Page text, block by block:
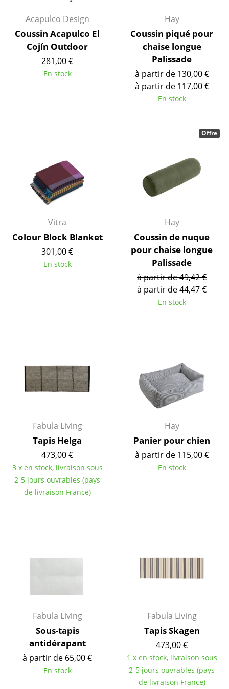
... voir tous les luminaires
Lits
Lits doubles
Lits simples
... voir tous les lits
Accessoires
Horloges
Miroirs
Figurines & Miniatures
Vases
Coussins
Tapis
... voir tous les accessoires
Espaces
Maison
Cellier & Buanderie
Jardin & Balcon
Acapulco Design
Coussin Acapulco El
Cojín Outdoor
281,00 €
En stock
Hay
Coussin piqué pour
chaise longue
Palissade
à partir de 130,00 €
à partir de 117,00 €
En stock
Vitra
Colour Block Blanket
301,00 €
En stock
Hay
Coussin de nuque
pour chaise longue
Palissade
à partir de 49,42 €
à partir de 44,47 €
En stock
Offre
Fabula Living
Tapis Helga
473,00 €
3 x en stock, livraison sous
2-5 jours ouvrables (pays
de livraison France)
Hay
Panier pour chien
à partir de 115,00 €
En stock
Fabula Living
Sous-tapis
antidérapant
à partir de 65,00 €
En stock
Fabula Living
Tapis Skagen
473,00 €
1 x en stock, livraison sous
2-5 jours ouvrables (pays
de livraison France)